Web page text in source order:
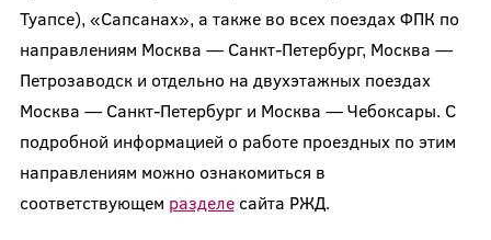
Туапсе), «Сапсанах», а также во всех поездах ФПК по
направлениям Москва — Санкт-Петербург, Москва —
Петрозаводск и отдельно на двухэтажных поездах
Москва — Санкт-Петербург и Москва — Чебоксары. С
подробной информацией о работе проездных по этим
направлениям можно ознакомиться в
соответствующем разделесайта РЖД.